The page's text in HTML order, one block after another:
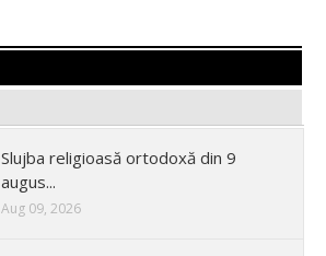
Slujba religioasă ortodoxă din 9
augus...
Aug 09, 2026